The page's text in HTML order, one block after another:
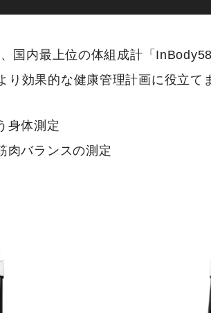
国内最上位の体組成計「
り効果的な健康管理計画に役立て
身体測定
肉バランスの測定